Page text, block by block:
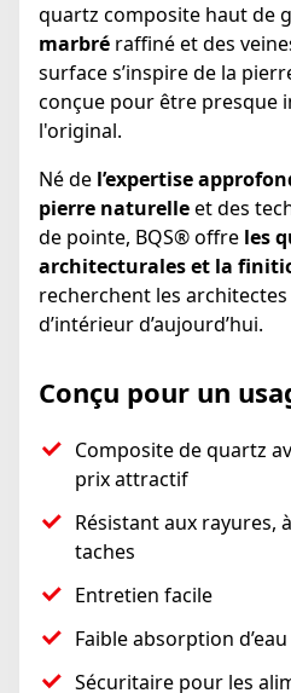
quartz composite haut de
marbré raffiné et des
surface s’inspire de la
conçue pour être presque
l'original.
Né de l’expertise
pierre naturelleet des
de pointe, BQS® offre les
architecturales et la
recherchent les
d’intérieur d’aujourd’hui.
Conçu pour un
Composite de quartz
prix attractif
Résistant aux rayures,
taches
Entretien facile
Faible absorption d’eau
Sécuritaire pour les